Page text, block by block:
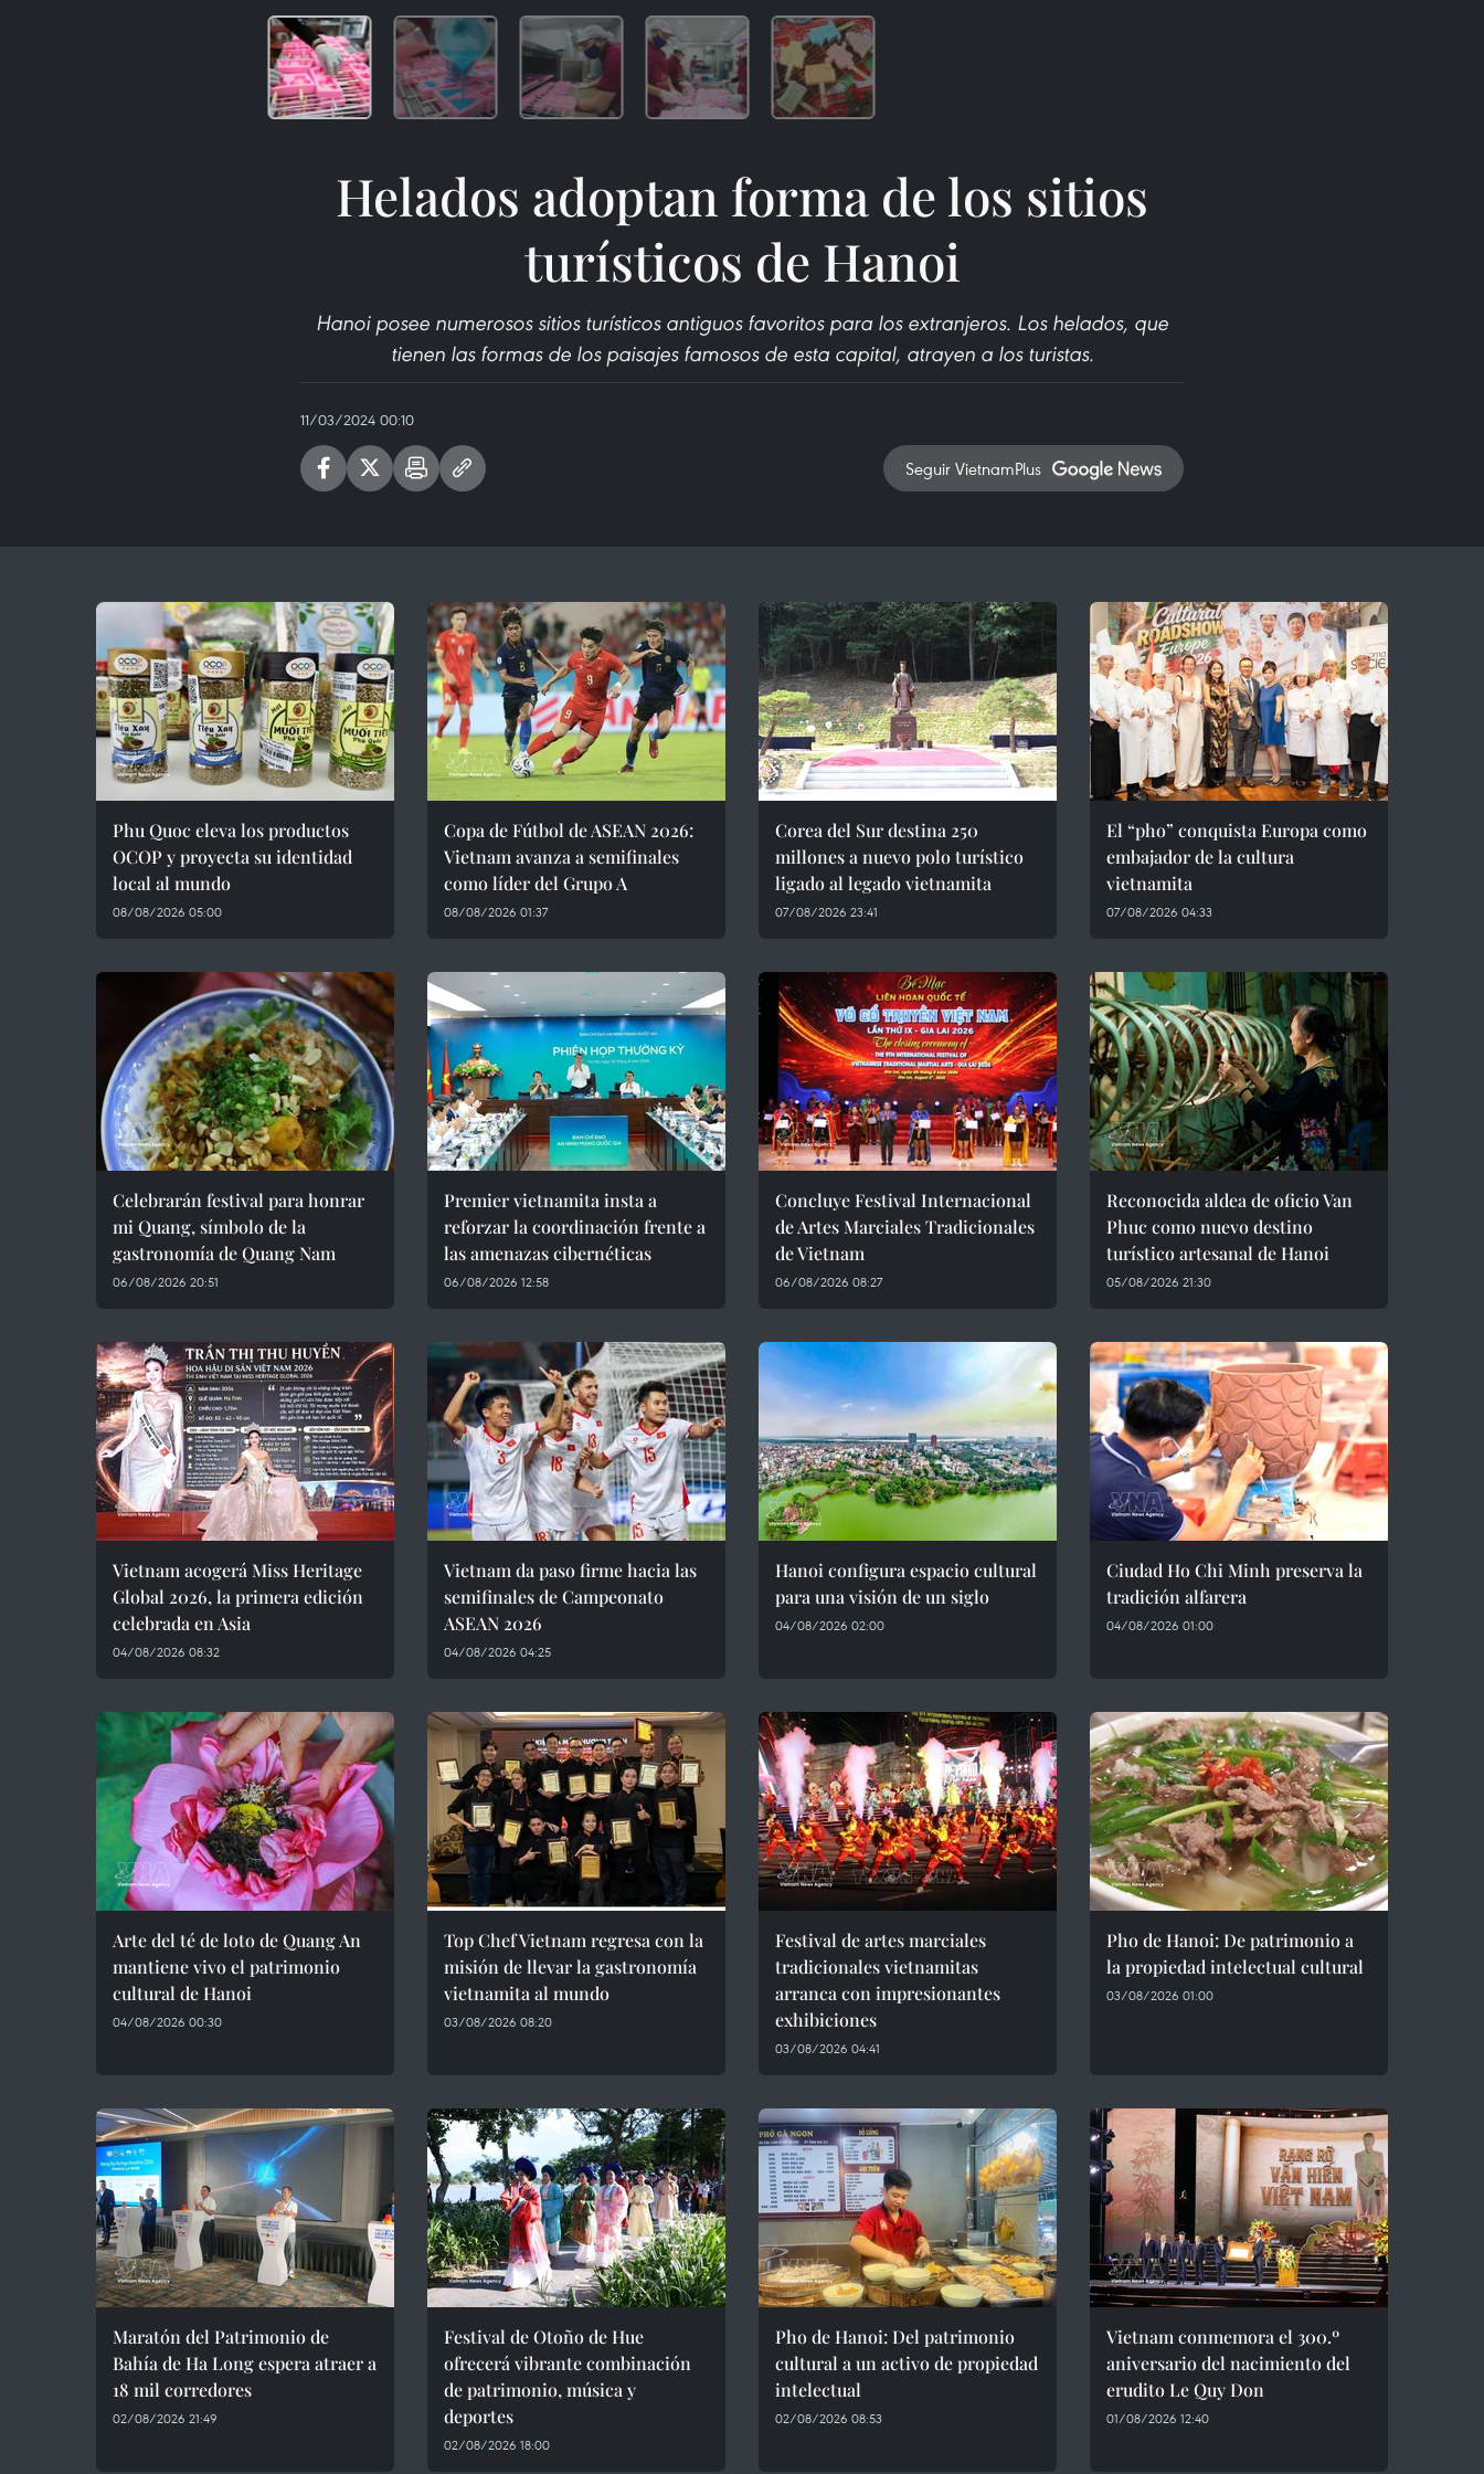
Helados adoptan forma de los sitios
turísticos de Hanoi
Hanoi posee numerosos sitios turísticos antiguos favoritos para los extranjeros. Los helados, que
tienen las formas de los paisajes famosos de esta capital, atrayen a los turistas.
11/03/2024 00:10
Seguir VietnamPlus
Phu Quoc eleva los productos
OCOP y proyecta su identidad
local al mundo
08/08/2026 05:00
Copa de Fútbol de ASEAN 2026:
Vietnam avanza a semifinales
como líder del Grupo A
08/08/2026 01:37
Corea del Sur destina 250
millones a nuevo polo turístico
ligado al legado vietnamita
07/08/2026 23:41
El “pho” conquista Europa como
embajador de la cultura
vietnamita
07/08/2026 04:33
Celebrarán festival para honrar
mi Quang, símbolo de la
gastronomía de Quang Nam
06/08/2026 20:51
Premier vietnamita insta a
reforzar la coordinación frente a
las amenazas cibernéticas
06/08/2026 12:58
Concluye Festival Internacional
de Artes Marciales Tradicionales
de Vietnam
06/08/2026 08:27
Reconocida aldea de oficio Van
Phuc como nuevo destino
turístico artesanal de Hanoi
05/08/2026 21:30
Vietnam acogerá Miss Heritage
Global 2026, la primera edición
celebrada en Asia
04/08/2026 08:32
Vietnam da paso firme hacia las
semifinales de Campeonato
ASEAN 2026
04/08/2026 04:25
Hanoi configura espacio cultural
para una visión de un siglo
04/08/2026 02:00
Ciudad Ho Chi Minh preserva la
tradición alfarera
04/08/2026 01:00
Arte del té de loto de Quang An
mantiene vivo el patrimonio
cultural de Hanoi
04/08/2026 00:30
Top Chef Vietnam regresa con la
misión de llevar la gastronomía
vietnamita al mundo
03/08/2026 08:20
Festival de artes marciales
tradicionales vietnamitas
arranca con impresionantes
exhibiciones
03/08/2026 04:41
Pho de Hanoi: De patrimonio a
la propiedad intelectual cultural
03/08/2026 01:00
Maratón del Patrimonio de
Bahía de Ha Long espera atraer a
18 mil corredores
02/08/2026 21:49
Festival de Otoño de Hue
ofrecerá vibrante combinación
de patrimonio, música y
deportes
02/08/2026 18:00
Pho de Hanoi: Del patrimonio
cultural a un activo de propiedad
intelectual
02/08/2026 08:53
Vietnam conmemora el 300.º
aniversario del nacimiento del
erudito Le Quy Don
01/08/2026 12:40